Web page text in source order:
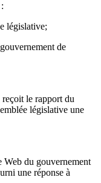
législative;
de
le rapport du
législative une
du gouvernement
une réponse à